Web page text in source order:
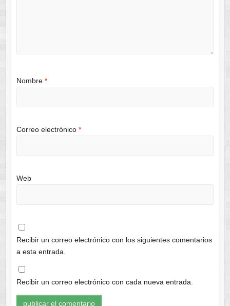
Nombre *
Correo electrónico *
Web
Recibir un correo electrónico con los siguientes comentarios
a esta entrada.
Recibir un correo electrónico con cada nueva entrada.